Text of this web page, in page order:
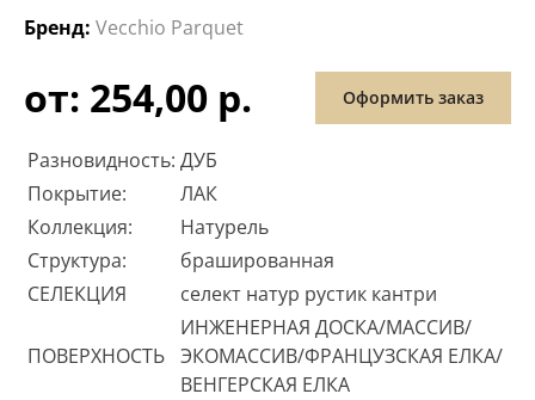
Бренд: Vecchio Parquet
от: 254,00 р. Оформить заказ
Разновидность: ДУБ
Покрытие:
ЛАК
Коллекция:
Натурель
Структура:
брашированная
СЕЛЕКЦИЯ
селект натур рустик кантри
ПОВЕРХНОСТЬ
ИНЖЕНЕРНАЯ ДОСКА/МАССИВ/
ЭКОМАССИВ/ФРАНЦУЗСКАЯ ЕЛКА/
ВЕНГЕРСКАЯ ЕЛКА